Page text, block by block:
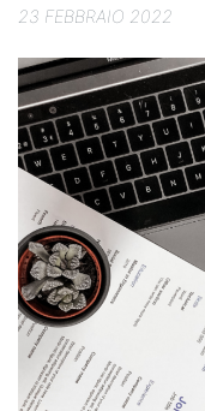
23 FEBBRAIO 2022